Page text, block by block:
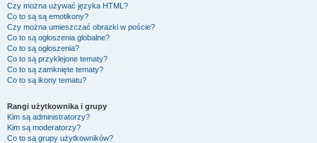
Czy można używać języka HTML?
Co to są są emotikony?
Czy można umieszczać obrazki w poście?
Co to są ogłoszenia globalne?
Co to są ogłoszenia?
Co to są przyklejone tematy?
Co to są zamknięte tematy?
Co to są ikony tematu?
Rangi użytkownika i grupy
Kim są administratorzy?
Kim są moderatorzy?
Co to są grupy użytkowników?